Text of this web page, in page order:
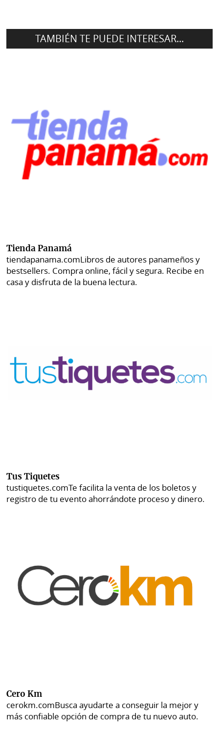
TAMBIÉN TE PUEDE INTERESAR...
Tienda Panamá
tiendapanama.comLibros de autores panameños y
bestsellers. Compra online, fácil y segura. Recibe en
casa y disfruta de la buena lectura.
Tus Tiquetes
tustiquetes.comTe facilita la venta de los boletos y
registro de tu evento ahorrándote proceso y dinero.
Cero Km
cerokm.comBusca ayudarte a conseguir la mejor y
más confiable opción de compra de tu nuevo auto.